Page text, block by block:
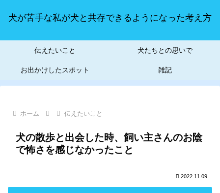
犬が苦手な私が犬と共存できるようになった考え方
伝えたいこと 犬たちとの思いで
お出かけしたスポット 雑記
ホーム 伝えたいこと
犬の散歩と出会した時、飼い主さんのお陰
で怖さを感じなかったこと
2022.11.09